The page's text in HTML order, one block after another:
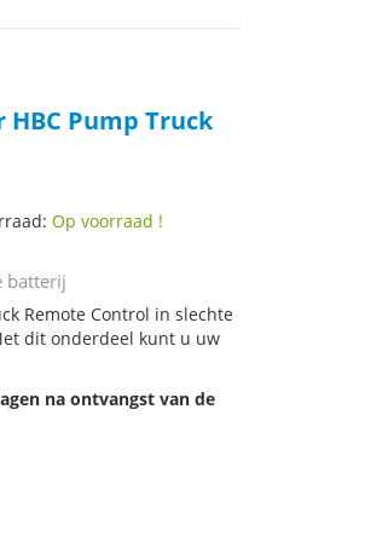
HBC Pump Truck
Op voorraad !
batterij
Remote Control in slechte
dit onderdeel kunt u uw
na ontvangst van de